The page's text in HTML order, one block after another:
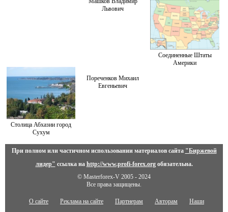
Львович
Соединенные Штаты
Америки
Столица Абхазии город
Сухум
Пореченков Михаил
Евгеньевич
При полном или частичном использовании материалов сайта "Биржевой
лидер" ссылка на http://www.profi-forex.orgобязательна.
© Masterforex-V 2005 - 2024
Все права защищены.
О сайте Реклама на сайте Партнерам Авторам Наши